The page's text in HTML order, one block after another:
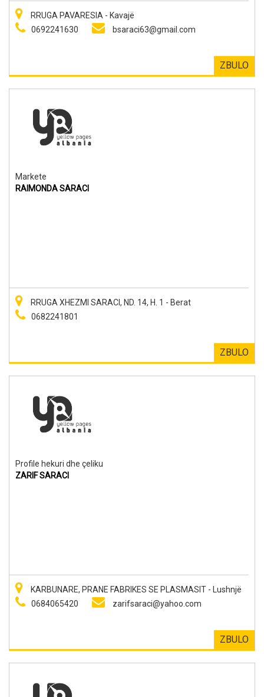
RRUGA PAVARESIA - Kavajë
0692241630
bsaraci63@gmail.com
ZBULO
Markete
RAIMONDA SARACI
RRUGA XHEZMI SARACI, ND. 14, H. 1 - Berat
0682241801
ZBULO
Profile hekuri dhe çeliku
ZARIF SARACI
KARBUNARE, PRANE FABRIKES SE PLASMASIT - Lushnjë
0684065420
zarifsaraci@yahoo.com
ZBULO